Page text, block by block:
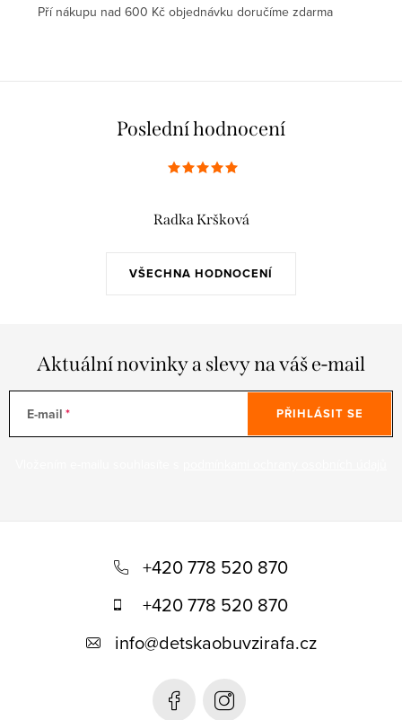
Pří nákupu nad 600 Kč objednávku doručíme zdarma
Poslední hodnocení
VŠECHNA HODNOCENÍ
Radka Kršková
Aktuální novinky a slevy na váš e-mail
E-mail PŘIHLÁSIT SE
+420 778 520 870
+420 778 520 870
info@detskaobuvzirafa.cz